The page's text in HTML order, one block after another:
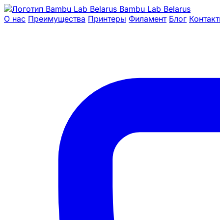
Bambu Lab Belarus
О нас Преимущества Принтеры Филамент Блог